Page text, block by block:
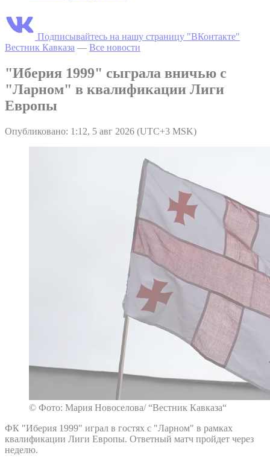
Подписывайтесь на нашу страницу "ВКонтакте"
Вестник Кавказа — Все новости
"Иберия 1999" сыграла вничью с
"Ларном" в квалификации Лиги
Европы
Опубликовано: 1:12, 5 авг 2026 (UTC+3 MSK)
© Фото: Мария Новоселова/ “Вестник Кавказа“
ФК "Иберия 1999" играл в гостях с "Ларном" в рамках
квалификации Лиги Европы. Ответный матч пройдет через
неделю.